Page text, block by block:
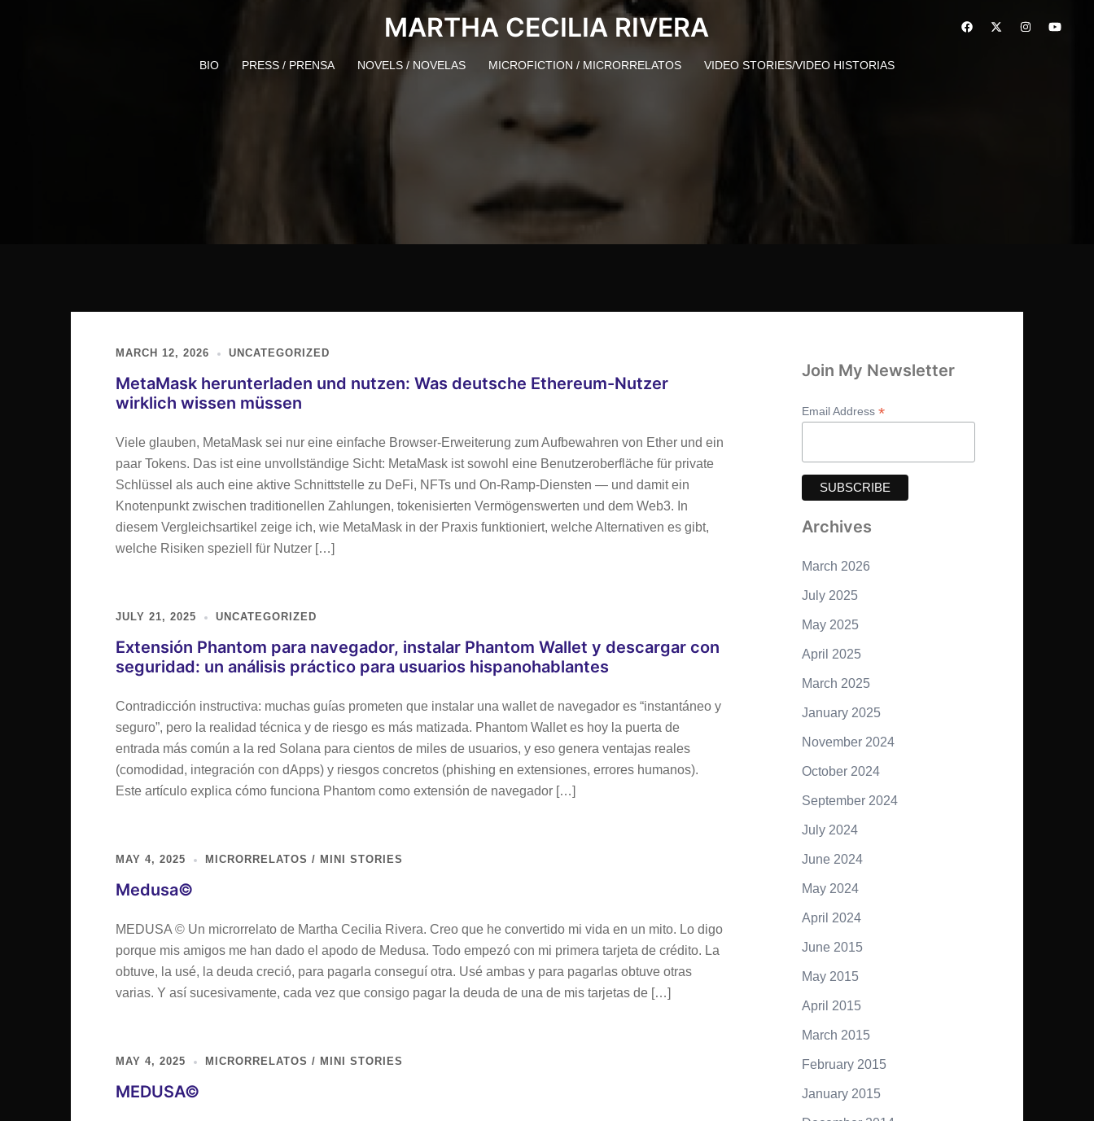
MARTHA CECILIA RIVERA
BIO PRESS / PRENSA NOVELS / NOVELAS MICROFICTION / MICRORRELATOS VIDEO STORIES/VIDEO HISTORIAS
MARCH 12, 2026 UNCATEGORIZED
MetaMask herunterladen und nutzen: Was deutsche Ethereum-Nutzer
wirklich wissen müssen
Viele glauben, MetaMask sei nur eine einfache Browser-Erweiterung zum Aufbewahren von Ether und ein
paar Tokens. Das ist eine unvollständige Sicht: MetaMask ist sowohl eine Benutzeroberfläche für private
Schlüssel als auch eine aktive Schnittstelle zu DeFi, NFTs und On‑Ramp‑Diensten — und damit ein
Knotenpunkt zwischen traditionellen Zahlungen, tokenisierten Vermögenswerten und dem Web3. In
diesem Vergleichsartikel zeige ich, wie MetaMask in der Praxis funktioniert, welche Alternativen es gibt,
welche Risiken speziell für Nutzer […]
JULY 21, 2025 UNCATEGORIZED
Extensión Phantom para navegador, instalar Phantom Wallet y descargar con
seguridad: un análisis práctico para usuarios hispanohablantes
Contradicción instructiva: muchas guías prometen que instalar una wallet de navegador es “instantáneo y
seguro”, pero la realidad técnica y de riesgo es más matizada. Phantom Wallet es hoy la puerta de
entrada más común a la red Solana para cientos de miles de usuarios, y eso genera ventajas reales
(comodidad, integración con dApps) y riesgos concretos (phishing en extensiones, errores humanos).
Este artículo explica cómo funciona Phantom como extensión de navegador […]
MAY 4, 2025 MICRORRELATOS / MINI STORIES
Medusa©
MEDUSA © Un microrrelato de Martha Cecilia Rivera. Creo que he convertido mi vida en un mito. Lo digo
porque mis amigos me han dado el apodo de Medusa. Todo empezó con mi primera tarjeta de crédito. La
obtuve, la usé, la deuda creció, para pagarla conseguí otra. Usé ambas y para pagarlas obtuve otras
varias. Y así sucesivamente, cada vez que consigo pagar la deuda de una de mis tarjetas de […]
MAY 4, 2025 MICRORRELATOS / MINI STORIES
MEDUSA©
Join My Newsletter
Email Address *
Archives
March 2026
July 2025
May 2025
April 2025
March 2025
January 2025
November 2024
October 2024
September 2024
July 2024
June 2024
May 2024
April 2024
June 2015
May 2015
April 2015
March 2015
February 2015
January 2015